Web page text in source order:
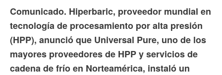
Comunicado. Hiperbaric, proveedor mundial en
tecnología de procesamiento por alta presión
(HPP), anunció que Universal Pure, uno de los
mayores proveedores de HPP y servicios de
cadena de frío en Norteamérica, instaló un